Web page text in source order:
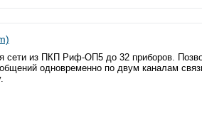
сети из ПКП Риф-ОП5 до 32 приборов.
одновременно по двум каналам